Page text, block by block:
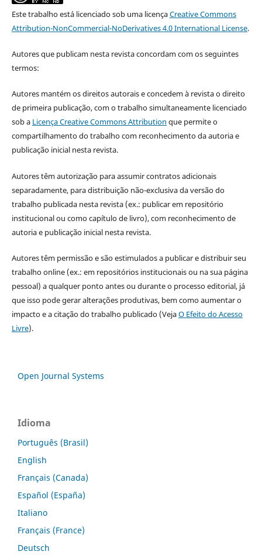
Este trabalho está licenciado sob uma licençaCreative Commons
Attribution-NonCommercial-NoDerivatives 4.0 International License.
Autores que publicam nesta revista concordam com os seguintes
termos:
Autores mantém os direitos autorais e concedem à revista o direito
de primeira publicação, com o trabalho simultaneamente licenciado
sob a Licença Creative Commons Attribution que permite o
compartilhamento do trabalho com reconhecimento da autoria e
publicação inicial nesta revista.
Autores têm autorização para assumir contratos adicionais
separadamente, para distribuição não-exclusiva da versão do
trabalho publicada nesta revista (ex.: publicar em repositório
institucional ou como capítulo de livro), com reconhecimento de
autoria e publicação inicial nesta revista.
Autores têm permissão e são estimulados a publicar e distribuir seu
trabalho online (ex.: em repositórios institucionais ou na sua página
pessoal) a qualquer ponto antes ou durante o processo editorial, já
que isso pode gerar alterações produtivas, bem como aumentar o
impacto e a citação do trabalho publicado (VejaO Efeito do Acesso
Livre).
Open Journal Systems
Idioma
Português (Brasil)
English
Français (Canada)
Español (España)
Italiano
Français (France)
Deutsch